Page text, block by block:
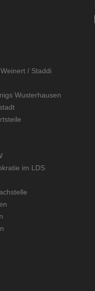
/ Staddi
Wusterhausen
im LDS